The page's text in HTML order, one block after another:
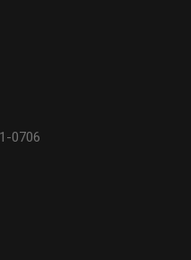
0706